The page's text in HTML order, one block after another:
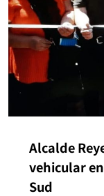
Alcalde
vehicular
Sud